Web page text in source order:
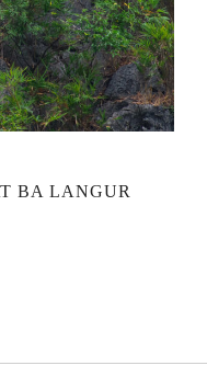
BA LANGUR